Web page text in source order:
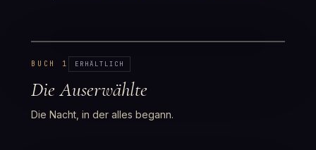
BUCH 1 ERHÄLTLICH
Die Auserwählte
Die Nacht, in der alles begann.